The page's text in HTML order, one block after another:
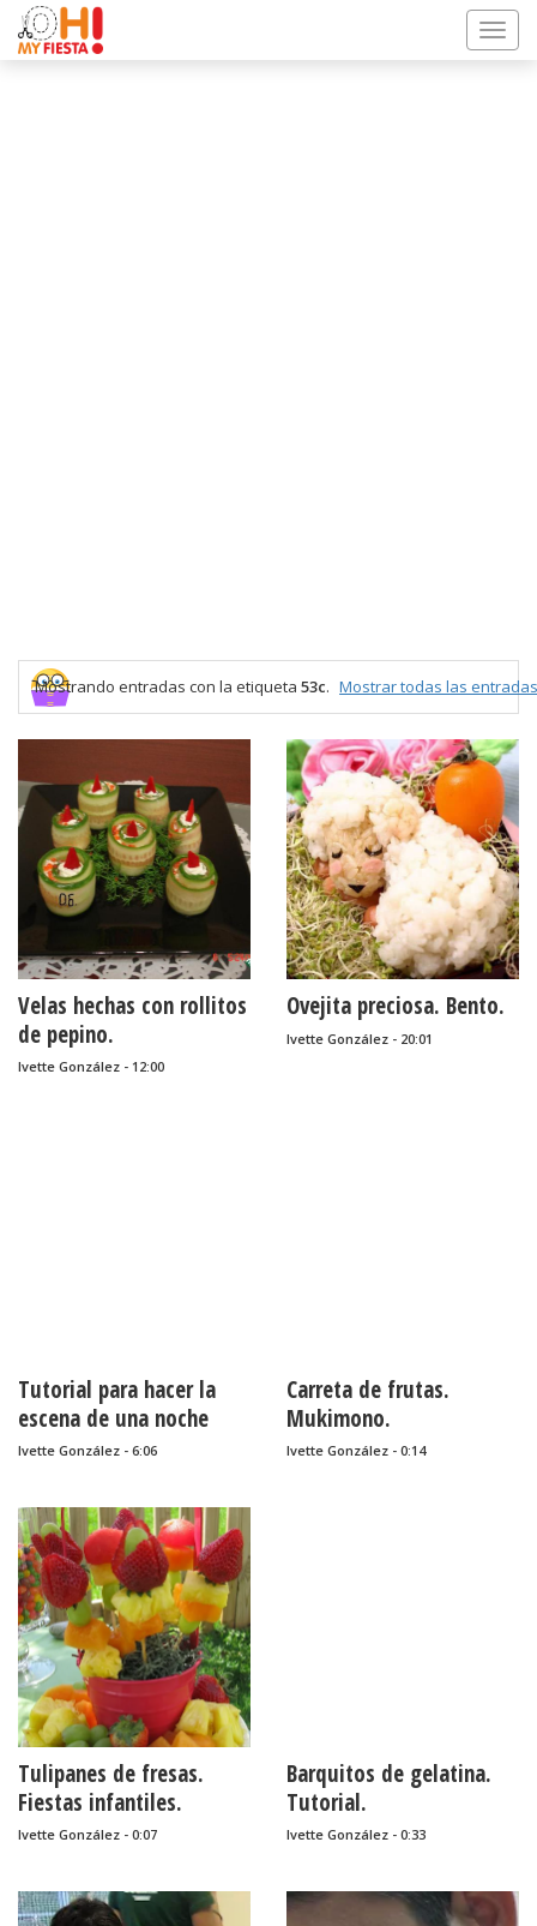
Mostrando entradas con la etiqueta 53c. Mostrar todas las
Velas hechas con rollitos
de pepino.
Ivette González - 12:00
Ovejita preciosa. Bento.
Ivette González - 20:01
Tutorial para hacer la
escena de una noche
estrellada con
Ivette González - 6:06
Carreta de frutas.
Mukimono.
Ivette González - 0:14
Tulipanes de fresas.
Fiestas infantiles.
Ivette González - 0:07
Barquitos de gelatina.
Tutorial.
Ivette González - 0:33